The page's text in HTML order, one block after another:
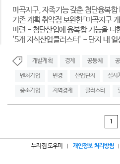
마곡지구, 자족기능 갖춘 첨단융복
기존 계획 취약점 보완한「마곡지구
마련 - 첨단산업에 융복합 기능을
'5개 지식산업클러스터' - 단지 내 일
개발계획 경제 공동체
벤처기업 변경 산업단지 실시
중소기업 지역경제 클러스터
1
누리집 도우미 개인정보 처리방침